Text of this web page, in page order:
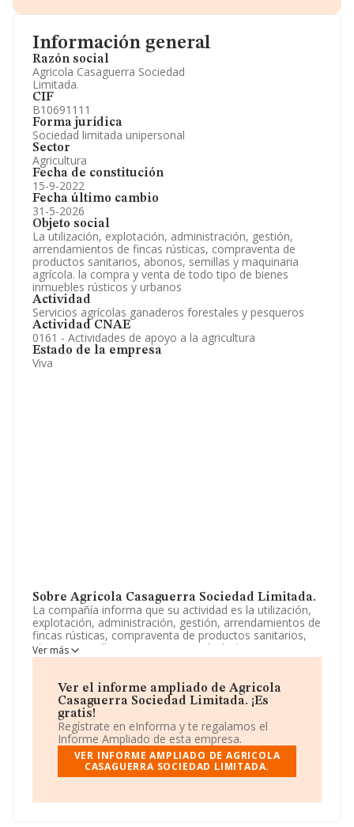
Información general
Razón social
Agricola Casaguerra Sociedad
Limitada.
CIF
B10691111
Forma jurídica
Sociedad limitada unipersonal
Sector
Agricultura
Fecha de constitución
15-9-2022
Fecha último cambio
31-5-2026
Objeto social
La utilización, explotación, administración, gestión,
arrendamientos de fincas rústicas, compraventa de
productos sanitarios, abonos, semillas y maquinaria
agrícola. la compra y venta de todo tipo de bienes
inmuebles rústicos y urbanos
Actividad
Servicios agrícolas ganaderos forestales y pesqueros
Actividad CNAE
0161 - Actividades de apoyo a la agricultura
Estado de la empresa
Viva
Sobre Agricola Casaguerra Sociedad Limitada.
La compañía informa que su actividad es la utilización,
explotación, administración, gestión, arrendamientos de
fincas rústicas, compraventa de productos sanitarios,
abonos, semillas y maquinaria agrícola. la compra y
venta de todo tipo de bienes inmuebles rústicos y
Limitada. La actividad de referencia CNAE corresponde
a 'Actividades de apoyo a la agricultura', cuyo Código es
0161. La sociedad no tiene actividad en mercados
exteriores.
No ha habido variación en cuanto al número de
empleados con respecto al 2023 y teniendo en cuenta
la información disponible en INFORMA, ha dispuesto de
sector.
Ver más
Ver el informe ampliado de Agricola
Casaguerra Sociedad Limitada. ¡Es
gratis!
Regístrate en eInforma y te regalamos el
Informe Ampliado de esta empresa.
VER INFORME AMPLIADO DE AGRICOLA
CASAGUERRA SOCIEDAD LIMITADA.
Accionistas.
Artículos de prensa publicados sobre la empresa.
Información oficial y registral complementaria.